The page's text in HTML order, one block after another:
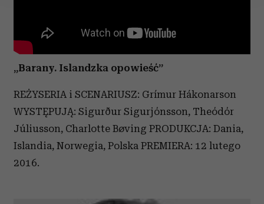
i reklam, aby oferować funkcje społecznościowe i
analizować ruch w naszej witrynie. Informacje o tym, jak
społecznościowym, reklamowym i analitycznym.
Partnerzy mogą połączyć te informacje z innymi danymi
otrzymanymi od Ciebie lub uzyskanymi podczas
korzystania z ich usług.
„Barany. Islandzka opowieść”
REŻYSERIA i SCENARIUSZ: Grímur Hákonarson
WYSTĘPUJĄ: Sigurður Sigurjónsson, Theódór
Júliusson, Charlotte Bøving PRODUKCJA: Dania,
Islandia, Norwegia, Polska PREMIERA: 12 lutego
2016.